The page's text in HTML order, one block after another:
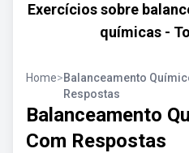
Exercícios sobre
químicas -
Home>Balanceamento
Respostas
Balanceamento
Com Respostas